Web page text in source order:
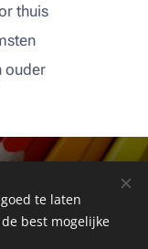
thuis
ouder
| Alle rechten
te laten
best mogelijke